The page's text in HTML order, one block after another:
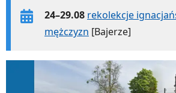
24–29.08 rekolekcje
mężczyzn [Bajerze]